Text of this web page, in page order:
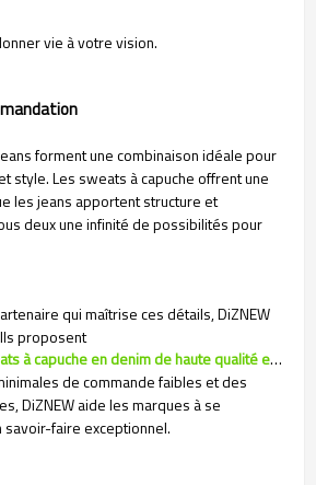
vie à votre vision.
forment une combinaison idéale pour
style. Les sweats à capuche offrent une
les jeans apportent structure et
deux une infinité de possibilités pour
qui maîtrise ces détails, DiZNEW
proposent
des jeans et des sweats à capuche en denim de haute qualité et personnalisables
de commande faibles et des
DiZNEW aide les marques à se
savoir-faire exceptionnel.